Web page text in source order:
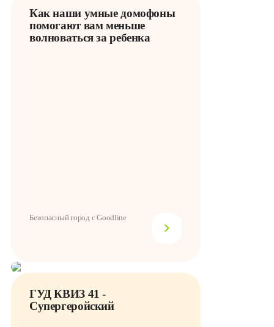
Как наши умные домофоны
помогают вам меньше
волноваться за ребенка
Безопасный город с Goodline
ГУД КВИЗ 41 -
Супергеройский